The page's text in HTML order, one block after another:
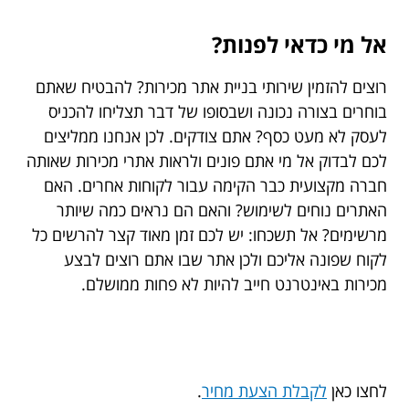
אל מי כדאי לפנות?
רוצים להזמין שירותי בניית אתר מכירות? להבטיח שאתם
בוחרים בצורה נכונה ושבסופו של דבר תצליחו להכניס
לעסק לא מעט כסף? אתם צודקים. לכן אנחנו ממליצים
לכם לבדוק אל מי אתם פונים ולראות אתרי מכירות שאותה
חברה מקצועית כבר הקימה עבור לקוחות אחרים. האם
האתרים נוחים לשימוש? והאם הם נראים כמה שיותר
מרשימים? אל תשכחו: יש לכם זמן מאוד קצר להרשים כל
לקוח שפונה אליכם ולכן אתר שבו אתם רוצים לבצע
מכירות באינטרנט חייב להיות לא פחות ממושלם.
לחצו כאן לקבלת הצעת מחיר.